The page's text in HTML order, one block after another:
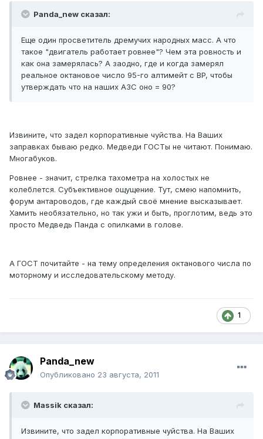
Panda_new сказал:
Еще один просветитель дремучих народных масс. А что
такое "двигатель работает ровнее"? Чем эта ровность и
как она замерялась? А заодно, где и когда замерял
реальное октановое число 95-го алтимейт с BP, чтобы
утверждать что на наших АЗС оно = 90?
Извините, что задел корпоративные чуйства. На Ваших
заправках бываю редко. Медведи ГОСТы не читают. Понимаю.
Многабуков.
Ровнее - значит, стрелка тахометра на холостых не
колеблется. Субъективное ощущение. Тут, смею напомнить,
форум антароводов, где каждый своё мнение высказывает.
Хамить необязательно, но так ужи и быть, проглотим, ведь это
просто Медведь Панда с опилками в голове.
А ГОСТ почитайте - на тему определения октанового числа по
моторному и исследовательскому методу.
1
Panda_new
Опубликовано 23 августа, 2011
Massik сказал:
Извините, что задел корпоративные чуйства. На Ваших